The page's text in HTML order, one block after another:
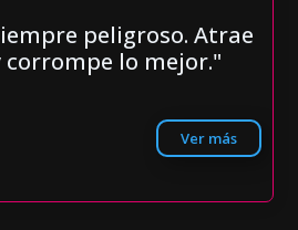
peligroso. Atrae
corrompe lo mejor."
Ver más